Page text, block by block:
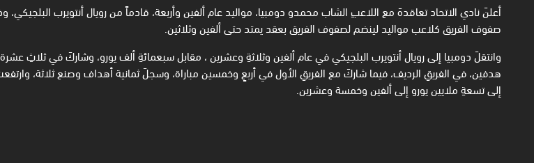
أعلنَ نادي الاتحاد تعاقدهَ مع اللاعبِ الشاب محمدو دومبيا، مواليد عام ألفين وأربعة، قادماً من رويال أنتويرب البلجيكي،
صفوف الفريق كلاعب مواليد لينضم لصفوف الفريق بعقد يمتد حتى ألفين وثلاثين.
وانتقلَ دومبيا إلى رويال أنتويرب البلجيكي في عام ألفين وثلاثةِ وعشرين ، مقابل سبعمائةِ ألف يورو، وشاركَ في ثلاثِ
هدفين، في الفريقِ الرديف، فيما شاركَ مع الفريقِ الأول في أربعٍ وخمسين مباراة، وسجلَ ثمانية أهداف وصنع ثلاثة،
إلى تسعةِ ملايين يورو إلى ألفين وخمسة وعشرين.